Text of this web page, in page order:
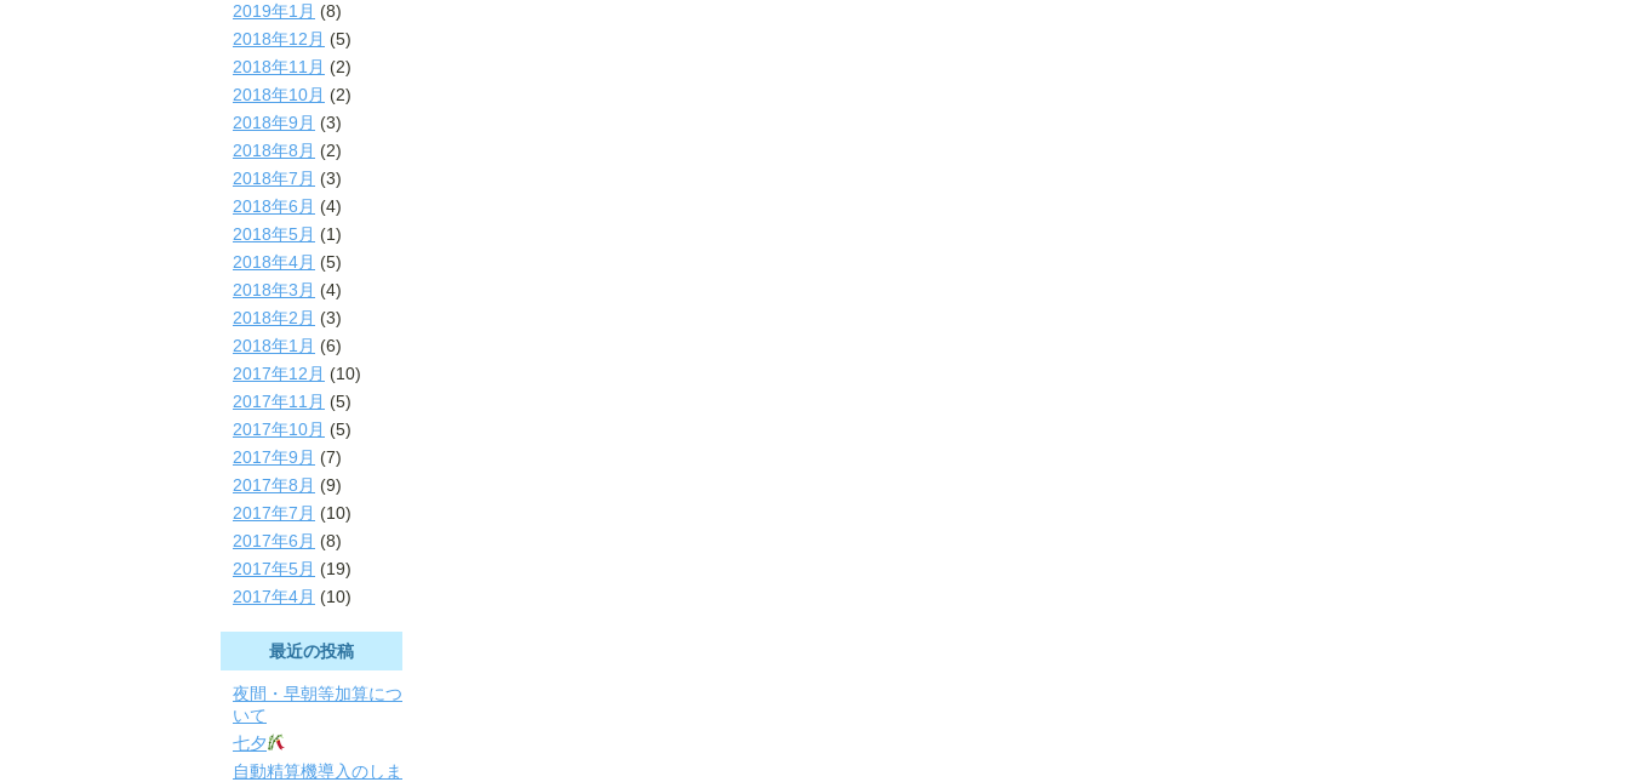
2019年1月 (8)
2018年12月 (5)
2018年11月 (2)
2018年10月 (2)
2018年9月 (3)
2018年8月 (2)
2018年7月 (3)
2018年6月 (4)
2018年5月 (1)
2018年4月 (5)
2018年3月 (4)
2018年2月 (3)
2018年1月 (6)
2017年12月 (10)
2017年11月 (5)
2017年10月 (5)
2017年9月 (7)
2017年8月 (9)
2017年7月 (10)
2017年6月 (8)
2017年5月 (19)
2017年4月 (10)
最近の投稿
夜間・早朝等加算につ
いて
七夕
自動精算機導入のしま